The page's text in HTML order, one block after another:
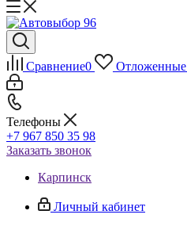
Сравнение0 Отложенные
Телефоны
+7 967 850 35 98
Заказать звонок
Карпинск
Личный кабинет